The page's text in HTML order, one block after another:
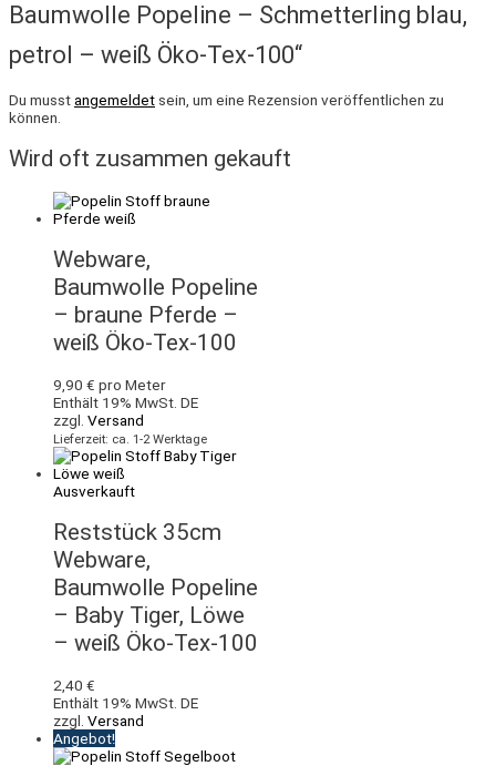
Baumwolle Popeline – Schmetterling blau,
petrol – weiß Öko-Tex-100“
Du musstangemeldet sein, um eine Rezension veröffentlichen zu
können.
Wird oft zusammen gekauft
Webware,
Baumwolle Popeline
– braune Pferde –
weiß Öko-Tex-100
9,90 € pro Meter
Enthält 19% MwSt. DE
zzgl. Versand
Lieferzeit: ca. 1-2 Werktage
Ausverkauft
Reststück 35cm
Webware,
Baumwolle Popeline
– Baby Tiger, Löwe
– weiß Öko-Tex-100
2,40 €
Enthält 19% MwSt. DE
zzgl. Versand
Angebot!